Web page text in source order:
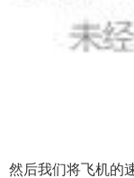
然后我们将飞机的